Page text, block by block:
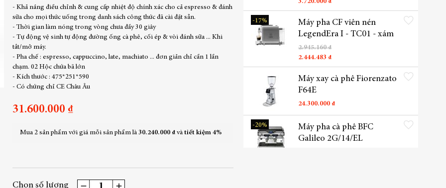
- Khả năng điều chỉnh & cung cấp nhiệt độ chính xác cho cả espresso & đánh
sữa cho mọi thức uống trong danh sách công thức đã cài đặt sẵn.
- Thời gian làm nóng trong vòng chưa đầy 30 giây
- Tự động vệ sinh tự động đường ống cà phê, cối ép & vòi đánh sữa ... Khi
tắt/mở máy.
- Pha chế : espresso, cappuccino, late, machiato ... đơn giản chỉ cần 1 lần
chạm. 02 Hộc chứa bã lớn
- Kích thước : 475*251*590
- Có chứng chỉ CE Châu Âu
31.600.000 ₫
Mua 2 sản phẩm với giá mỗi sản phẩm là30.240.000 ₫ vàtiết kiệm4%
Chọn số lượng
3.720.000 ₫
-17%
Máy pha CF viên nén
LegendEra I - TC01 - xám
2.945.160 ₫
2.444.483 ₫
Thêm vào danh sách yêu
Máy xay cà phê Fiorenzato
F64E
24.300.000 ₫
Thêm vào danh sách yêu
-20%
Máy pha cà phê BFC
Galileo 2G/14/EL
Thêm vào danh sách yêu